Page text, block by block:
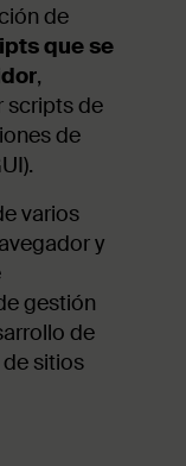
de
que se
,
scripts de
de
varios
y
gestión
de
sitios